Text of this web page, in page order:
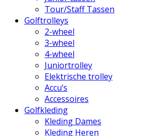
Tour/Staff Tassen
Golftrolleys
2-wheel
3-wheel
4-wheel
Juniortrolley
Elektrische trolley
Accu’s
Accessoires
Golfkleding
Kleding Dames
Kleding Heren